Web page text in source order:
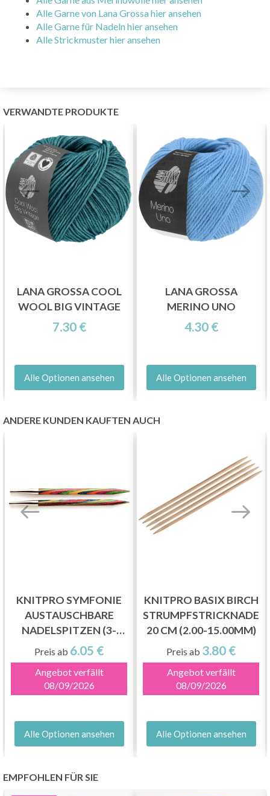
Alle Garne von Lana Grossa hier ansehen
Alle Garne für Nadeln hier ansehen
Alle Strickmuster hier ansehen
VERWANDTE PRODUKTE
LANA GROSSA COOL
WOOL BIG VINTAGE
7.30 €
Alle Optionen ansehen
LANA GROSSA
MERINO UNO
4.30 €
Alle Optionen ansehen
ANDERE KUNDEN KAUFTEN AUCH
KNITPRO SYMFONIE
AUSTAUSCHBARE
NADELSPITZEN (3-
15.00MM)
Preis ab 6.05 €
Angebot verfällt
08/09/2026
Alle Optionen ansehen
KNITPRO BASIX BIRCH
20 CM (2.00-15.00MM)
Preis ab 3.80 €
Angebot verfällt
08/09/2026
Alle Optionen ansehen
EMPFOHLEN FÜR SIE